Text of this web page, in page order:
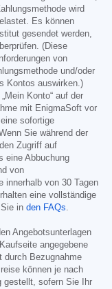
wird
Es können
gesendet werden,
(Diese
von
und/oder
Kontos auswirken.)
Konto“ auf der
mit EnigmaSoft vor
sofortige
Sie während der
Zugriff auf
eine Abbuchung
von
innerhalb von 30 Tagen
eine vollständige
in den FAQs.
Angebotsunterlagen
angegebene
durch Bezugnahme
können je nach
gestellt, sofern Sie Ihr